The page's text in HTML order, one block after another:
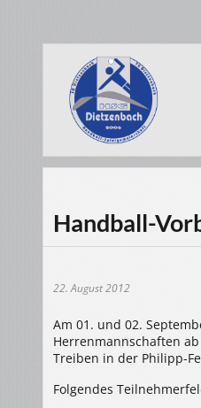
Handball-
22. August 2012
Am 01. und 02.
Herrenmannschaften
Treiben in der Philipp-
Folgendes